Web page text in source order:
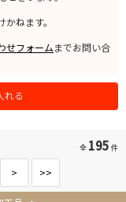
ねます。
せフォームまでお問い合
全 195 件
> >>